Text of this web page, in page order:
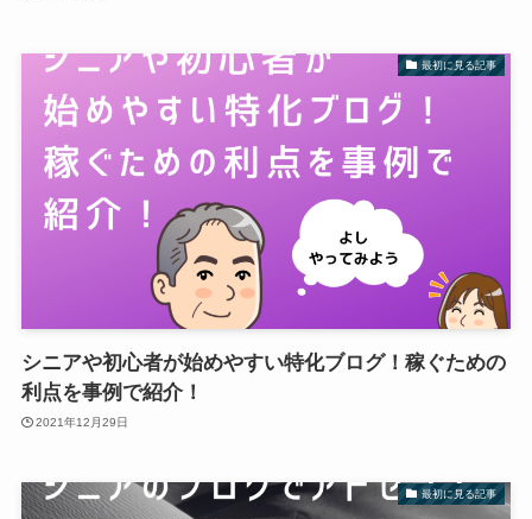
最初に見る記事
シニアや初心者が始めやすい特化ブログ！稼ぐための
利点を事例で紹介！
2021年12月29日
最初に見る記事